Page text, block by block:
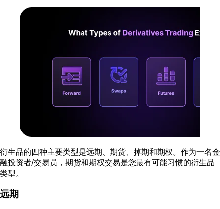
衍生品的四种主要类型是远期、期货、掉期和期权。作为一名金
融投资者/交易员，期货和期权交易是您最有可能习惯的衍生品
类型。
远期